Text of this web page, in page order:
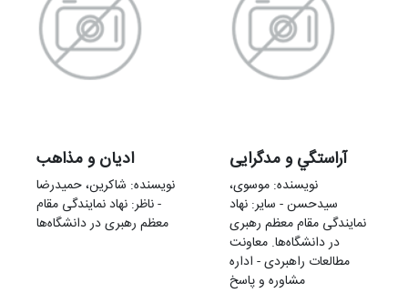
اديان و مذاهب
نویسنده: شاکرین، حمیدرضا
- ناظر: نهاد نمایندگی مقام
معظم رهبری در دانشگاه‌ها
آراستگي و مدگرايی
نویسنده: موسوی،
سیدحسن - سایر: نهاد
نمایندگی مقام معظم رهبری
در دانشگاه‌ها. معاونت
مطالعات راهبردی - اداره
مشاوره و پاسخ